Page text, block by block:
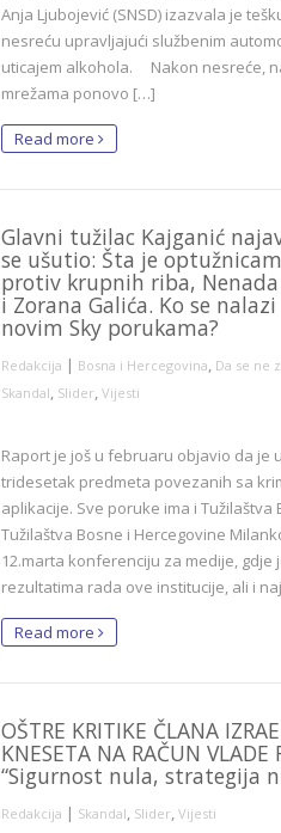
Anja Ljubojević (SNSD) izazvala je
nesreću upravljajući službenim
uticajem alkohola. Nakon nesreće,
mrežama ponovo […]
Read more
Glavni tužilac Kajganić
se ušutio: Šta je
protiv krupnih riba, Nenada
i Zorana Galića. Ko se nalazi
novim Sky porukama?
Redakcija | Bosna i Hercegovina, Da se ne
Skandal, Slider, Vijesti
Raport je još u februaru objavio da je
tridesetak predmeta povezanih sa
aplikacije. Sve poruke ima i
Tužilaštva Bosne i Hercegovine
12.marta konferenciju za medije, gdje
rezultatima rada ove institucije, ali i
Read more
OŠTRE KRITIKE ČLANA
KNESETA NA RAČUN VLADE
“Sigurnost nula, strategija
Redakcija | Skandal, Slider, Vijesti